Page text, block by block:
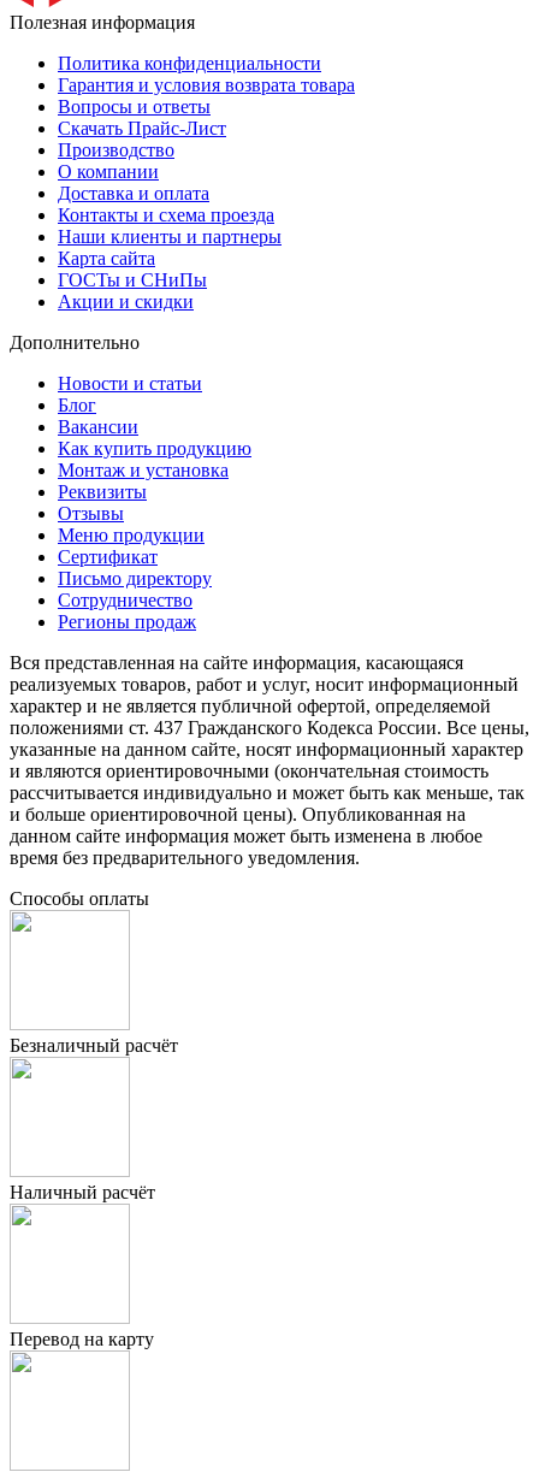
Полезная информация
Политика конфиденциальности
Гарантия и условия возврата товара
Вопросы и ответы
Скачать Прайс-Лист
Производство
О компании
Доставка и оплата
Контакты и схема проезда
Наши клиенты и партнеры
Карта сайта
ГОСТы и СНиПы
Акции и скидки
Дополнительно
Новости и статьи
Блог
Вакансии
Как купить продукцию
Монтаж и установка
Реквизиты
Отзывы
Меню продукции
Сертификат
Письмо директору
Сотрудничество
Регионы продаж
Вся представленная на сайте информация, касающаяся
реализуемых товаров, работ и услуг, носит информационный
характер и не является публичной офертой, определяемой
положениями ст. 437 Гражданского Кодекса России. Все цены,
указанные на данном сайте, носят информационный характер
и являются ориентировочными (окончательная стоимость
рассчитывается индивидуально и может быть как меньше, так
и больше ориентировочной цены). Опубликованная на
данном сайте информация может быть изменена в любое
время без предварительного уведомления.
Способы оплаты
Безналичный расчёт
Наличный расчёт
Перевод на карту